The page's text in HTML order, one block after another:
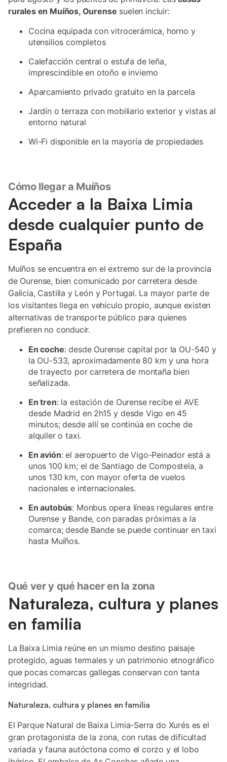
rurales en Muíños, Ourense suelen incluir:
Cocina equipada con vitrocerámica, horno y
utensilios completos
Calefacción central o estufa de leña,
imprescindible en otoño e invierno
Aparcamiento privado gratuito en la parcela
Jardín o terraza con mobiliario exterior y vistas al
entorno natural
Wi-Fi disponible en la mayoría de propiedades
Cómo llegar a Muíños
Acceder a la Baixa Limia
desde cualquier punto de
España
Muíños se encuentra en el extremo sur de la provincia
de Ourense, bien comunicado por carretera desde
Galicia, Castilla y León y Portugal. La mayor parte de
los visitantes llega en vehículo propio, aunque existen
alternativas de transporte público para quienes
prefieren no conducir.
En coche: desde Ourense capital por la OU-540 y
la OU-533, aproximadamente 80 km y una hora
de trayecto por carretera de montaña bien
señalizada.
En tren: la estación de Ourense recibe el AVE
desde Madrid en 2h15 y desde Vigo en 45
minutos; desde allí se continúa en coche de
alquiler o taxi.
En avión: el aeropuerto de Vigo-Peinador está a
unos 100 km; el de Santiago de Compostela, a
unos 130 km, con mayor oferta de vuelos
nacionales e internacionales.
En autobús: Monbus opera líneas regulares entre
Ourense y Bande, con paradas próximas a la
comarca; desde Bande se puede continuar en taxi
hasta Muíños.
Qué ver y qué hacer en la zona
Naturaleza, cultura y planes
en familia
La Baixa Limia reúne en un mismo destino paisaje
protegido, aguas termales y un patrimonio etnográfico
que pocas comarcas gallegas conservan con tanta
integridad.
Naturaleza, cultura y planes en familia
El Parque Natural de Baixa Limia-Serra do Xurés es el
gran protagonista de la zona, con rutas de dificultad
variada y fauna autóctona como el corzo y el lobo